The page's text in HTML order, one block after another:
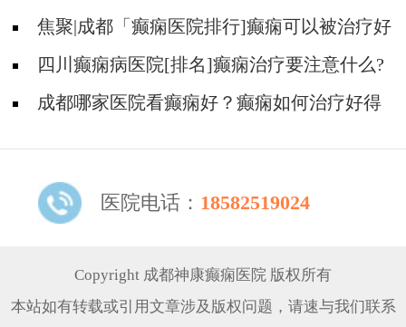
哪个好?
焦聚|成都「癫痫医院排行]癫痫可以被治疗好
吗? 四川癫痫病医院[排名]癫痫治疗要注意什么?
成都哪家医院看癫痫好？癫痫如何治疗好得
医院电话： 18582519024
Copyright 成都神康癫痫医院 版权所有
本站如有转载或引用文章涉及版权问题，请速与我们联系